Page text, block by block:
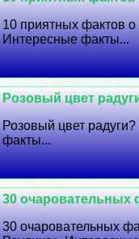
10 приятных фактов
Интересные факты...
Розовый цвет
Розовый цвет
факты...
30 очаровательных
30 очаровательных